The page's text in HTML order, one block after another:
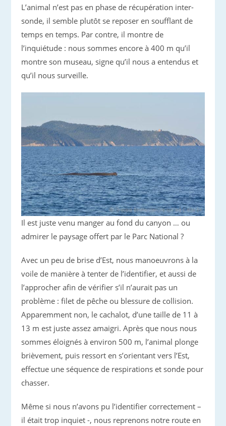
L’animal n’est pas en phase de récupération inter-
sonde, il semble plutôt se reposer en soufflant de
temps en temps. Par contre, il montre de
l’inquiétude : nous sommes encore à 400 m qu’il
montre son museau, signe qu’il nous a entendus et
qu’il nous surveille.
Il est juste venu manger au fond du canyon … ou
admirer le paysage offert par le Parc National ?
Avec un peu de brise d’Est, nous manoeuvrons à la
voile de manière à tenter de l’identifier, et aussi de
l’approcher afin de vérifier s’il n’aurait pas un
problème : filet de pêche ou blessure de collision.
Apparemment non, le cachalot, d’une taille de 11 à
13 m est juste assez amaigri. Après que nous nous
sommes éloignés à environ 500 m, l’animal plonge
brièvement, puis ressort en s’orientant vers l’Est,
effectue une séquence de respirations et sonde pour
chasser.
Même si nous n’avons pu l’identifier correctement –
il était trop inquiet -, nous reprenons notre route en